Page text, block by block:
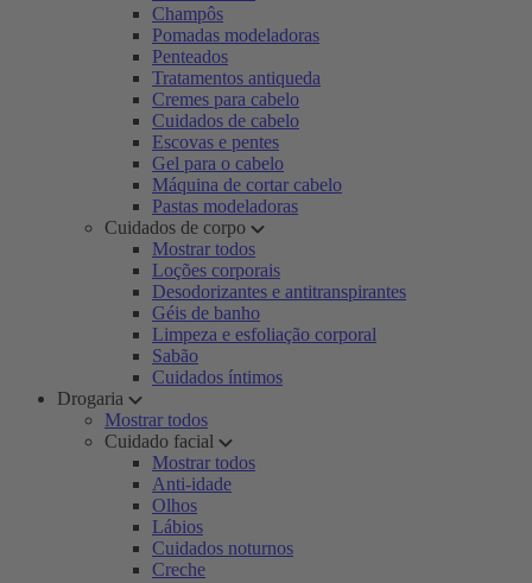
Champôs
Pomadas modeladoras
Penteados
Tratamentos antiqueda
Cremes para cabelo
Cuidados de cabelo
Escovas e pentes
Gel para o cabelo
Máquina de cortar cabelo
Pastas modeladoras
Cuidados de corpo
Mostrar todos
Loções corporais
Desodorizantes e antitranspirantes
Géis de banho
Limpeza e esfoliação corporal
Sabão
Cuidados íntimos
Drogaria
Mostrar todos
Cuidado facial
Mostrar todos
Anti-idade
Olhos
Lábios
Cuidados noturnos
Creche